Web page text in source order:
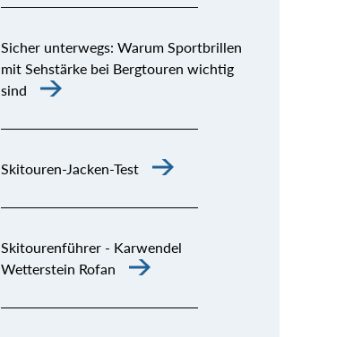
Sicher unterwegs: Warum Sportbrillen
mit Sehstärke bei Bergtouren wichtig
sind
Skitouren-Jacken-Test
Skitourenführer - Karwendel
Wetterstein Rofan